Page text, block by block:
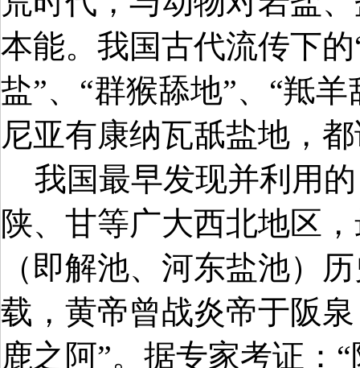
本能。我国古代流传下
盐”、“群猴舔地”、“羝
尼亚有康纳瓦舐盐地，
我国最早发现并利用
陕、甘等广大西北地区
（即解池、河东盐池）
载，黄帝曾战炎帝于阪
鹿之阿”。据专家考证：